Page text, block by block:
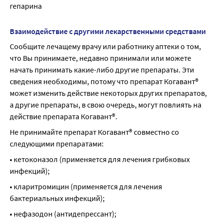
гепарина
Взаимодействие с другими лекарственными средствами
Сообщите лечащему врачу или работнику аптеки о том,
что Вы принимаете, недавно принимали или можете
начать принимать какие-либо другие препараты. Эти
сведения необходимы, потому что препарат Когавант®
может изменить действие некоторых других препаратов,
а другие препараты, в свою очередь, могут повлиять на
действие препарата Когавант®.
Не принимайте препарат Когавант® совместно со
следующими препаратами:
• кетоконазол (применяется для лечения грибковых
инфекций);
• кларитромицин (применяется для лечения
бактериальных инфекций);
• нефазодон (антидепрессант);